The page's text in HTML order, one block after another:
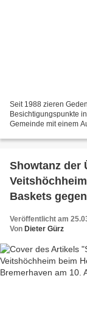
Seit 1988 zieren
Besichtigungspunkte
Gemeinde mit einem
ändern....
Showtanz der
Baskets
Veröffentlicht am
Von Dieter Gürz